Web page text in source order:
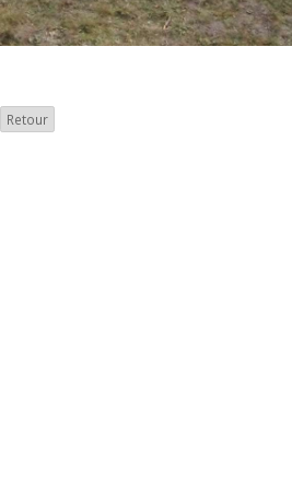
Retour